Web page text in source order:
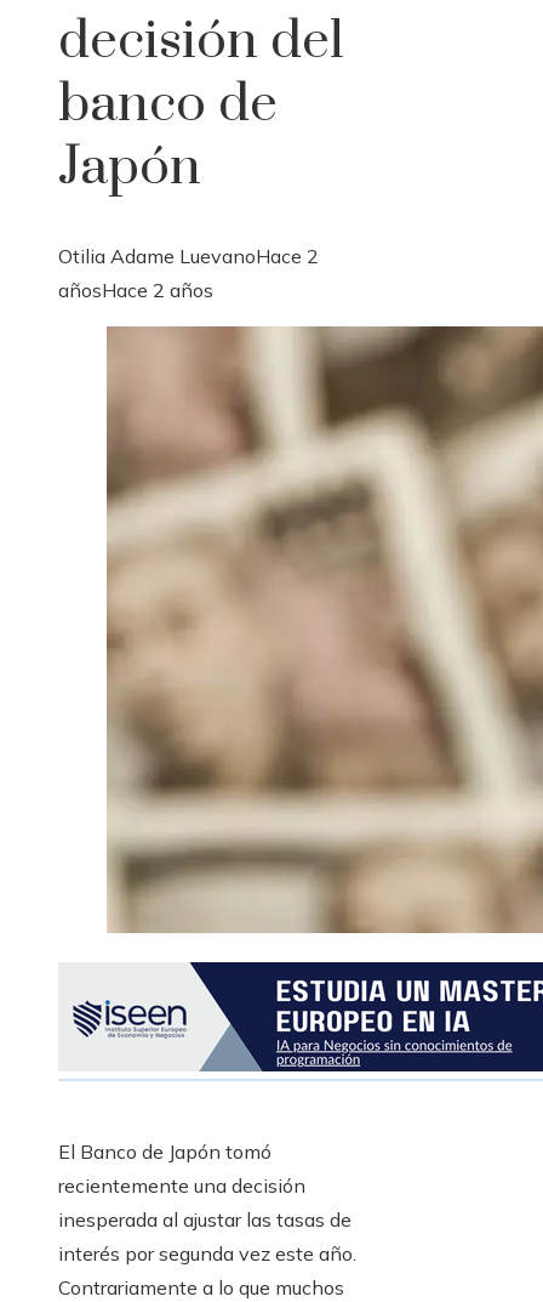
decisión del
banco de
Japón
Otilia Adame LuevanoHace 2
añosHace 2 años
El Banco de Japón tomó
recientemente una decisión
inesperada al ajustar las tasas de
interés por segunda vez este año.
Contrariamente a lo que muchos